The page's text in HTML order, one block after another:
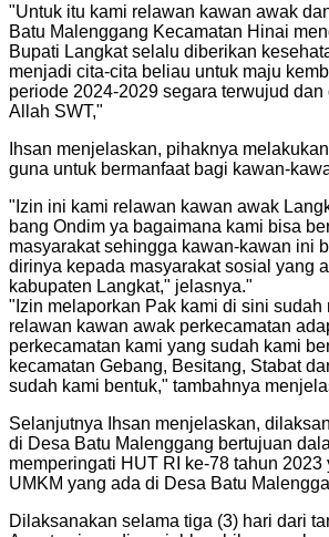
"Untuk itu kami relawan kawan awak
Batu Malenggang Kecamatan Hinai
Bupati Langkat selalu diberikan
menjadi cita-cita beliau untuk maju
periode 2024-2029 segara terwujud
Allah SWT,"
Ihsan menjelaskan, pihaknya
guna untuk bermanfaat bagi kawan-
" Izin ini kami relawan kawan awak
bang Ondim ya bagaimana kami bisa
masyarakat sehingga kawan-kawan ini
dirinya kepada masyarakat sosial yang
kabupaten Langkat," jelasnya."
" Izin melaporkan Pak kami di sini sudah
relawan kawan awak perkecamatan
perkecamatan kami yang sudah kami
kecamatan Gebang, Besitang, Stabat
sudah kami bentuk," tambahnya
Selanjutnya Ihsan menjelaskan,
di Desa Batu Malenggang bertujuan
memperingati HUT RI ke-78 tahun 2023
UMKM yang ada di Desa Batu
Dilaksanakan selama tiga (3) hari dari